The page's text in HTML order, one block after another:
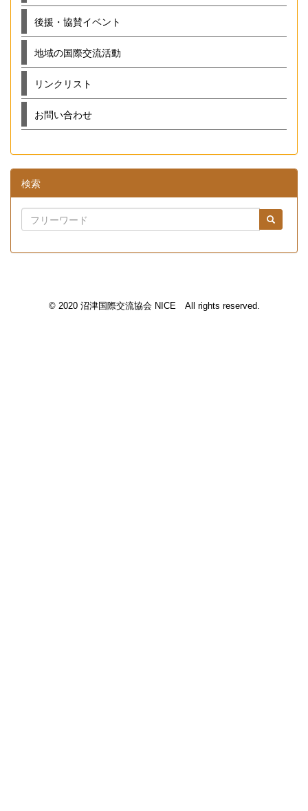
後援・協賛イベント
地域の国際交流活動
リンクリスト
お問い合わせ
検索
© 2020 沼津国際交流協会 NICE All rights reserved.